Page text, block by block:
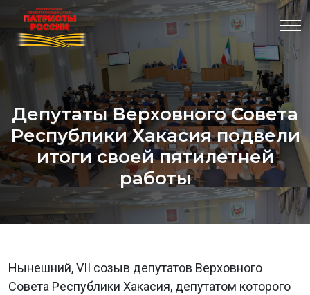
Депутаты Верховного Совета
Республики Хакасия подвели
итоги своей пятилетней
работы
Нынешний, VII созыв депутатов Верховного
Совета Республики Хакасия, депутатом которого